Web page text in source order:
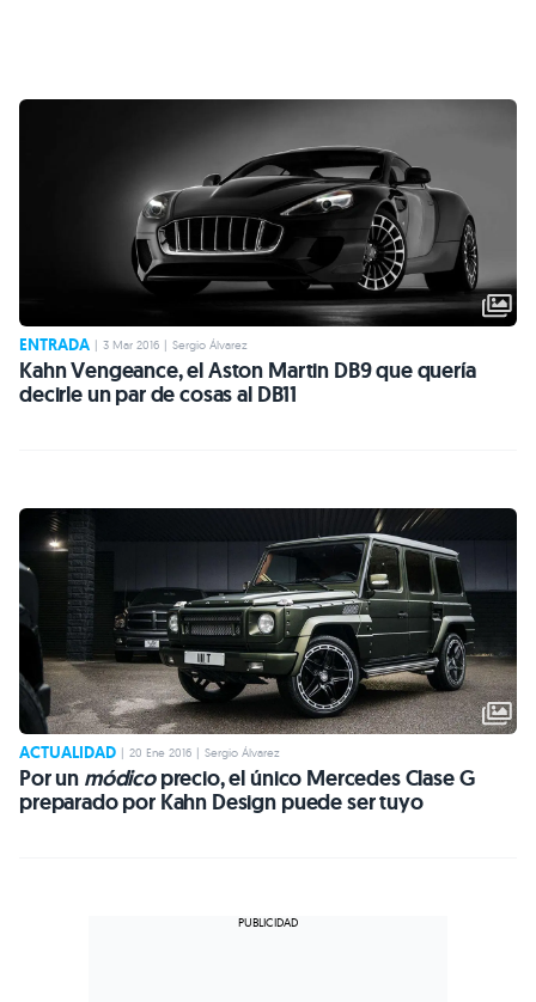
ENTRADA | 3 Mar 2016 | Sergio Álvarez
Kahn Vengeance, el Aston Martin DB9 que quería
decirle un par de cosas al DB11
ACTUALIDAD | 20 Ene 2016 | Sergio Álvarez
Por un módicoprecio, el único Mercedes Clase G
preparado por Kahn Design puede ser tuyo